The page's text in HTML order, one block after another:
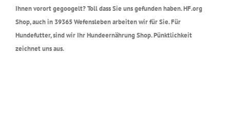
Ihnen vorort gegoogelt? Toll dass Sie uns gefunden haben. HF.org
Shop, auch in 39365 Wefensleben arbeiten wir für Sie. Für
Hundefutter, sind wir Ihr Hundeernährung Shop. Pünktlichkeit
zeichnet uns aus.